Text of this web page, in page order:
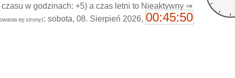
w godzinach: +5) a czas letni to Nieaktywny ⇒
tej strony): sobota, 08. Sierpień 2026, 00:45:51